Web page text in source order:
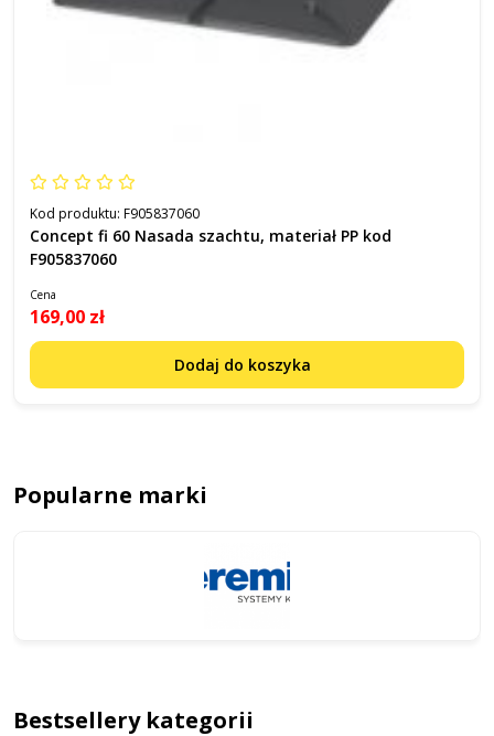
Kod produktu: F905837060
Concept fi 60 Nasada szachtu, materiał PP kod
F905837060
Cena
169,00 zł
Dodaj do koszyka
Popularne marki
Bestsellery kategorii